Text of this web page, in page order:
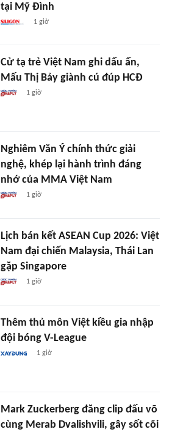
tại Mỹ Đình
1 giờ
Cử tạ trẻ Việt Nam ghi dấu ấn,
Mấu Thị Bảy giành cú đúp HCĐ
1 giờ
Nghiêm Văn Ý chính thức giải
nghệ, khép lại hành trình đáng
nhớ của MMA Việt Nam
1 giờ
Lịch bán kết ASEAN Cup 2026: Việt
Nam đại chiến Malaysia, Thái Lan
gặp Singapore
1 giờ
Thêm thủ môn Việt kiều gia nhập
đội bóng V-League
1 giờ
Mark Zuckerberg đăng clip đấu võ
cùng Merab Dvalishvili, gây sốt cõi